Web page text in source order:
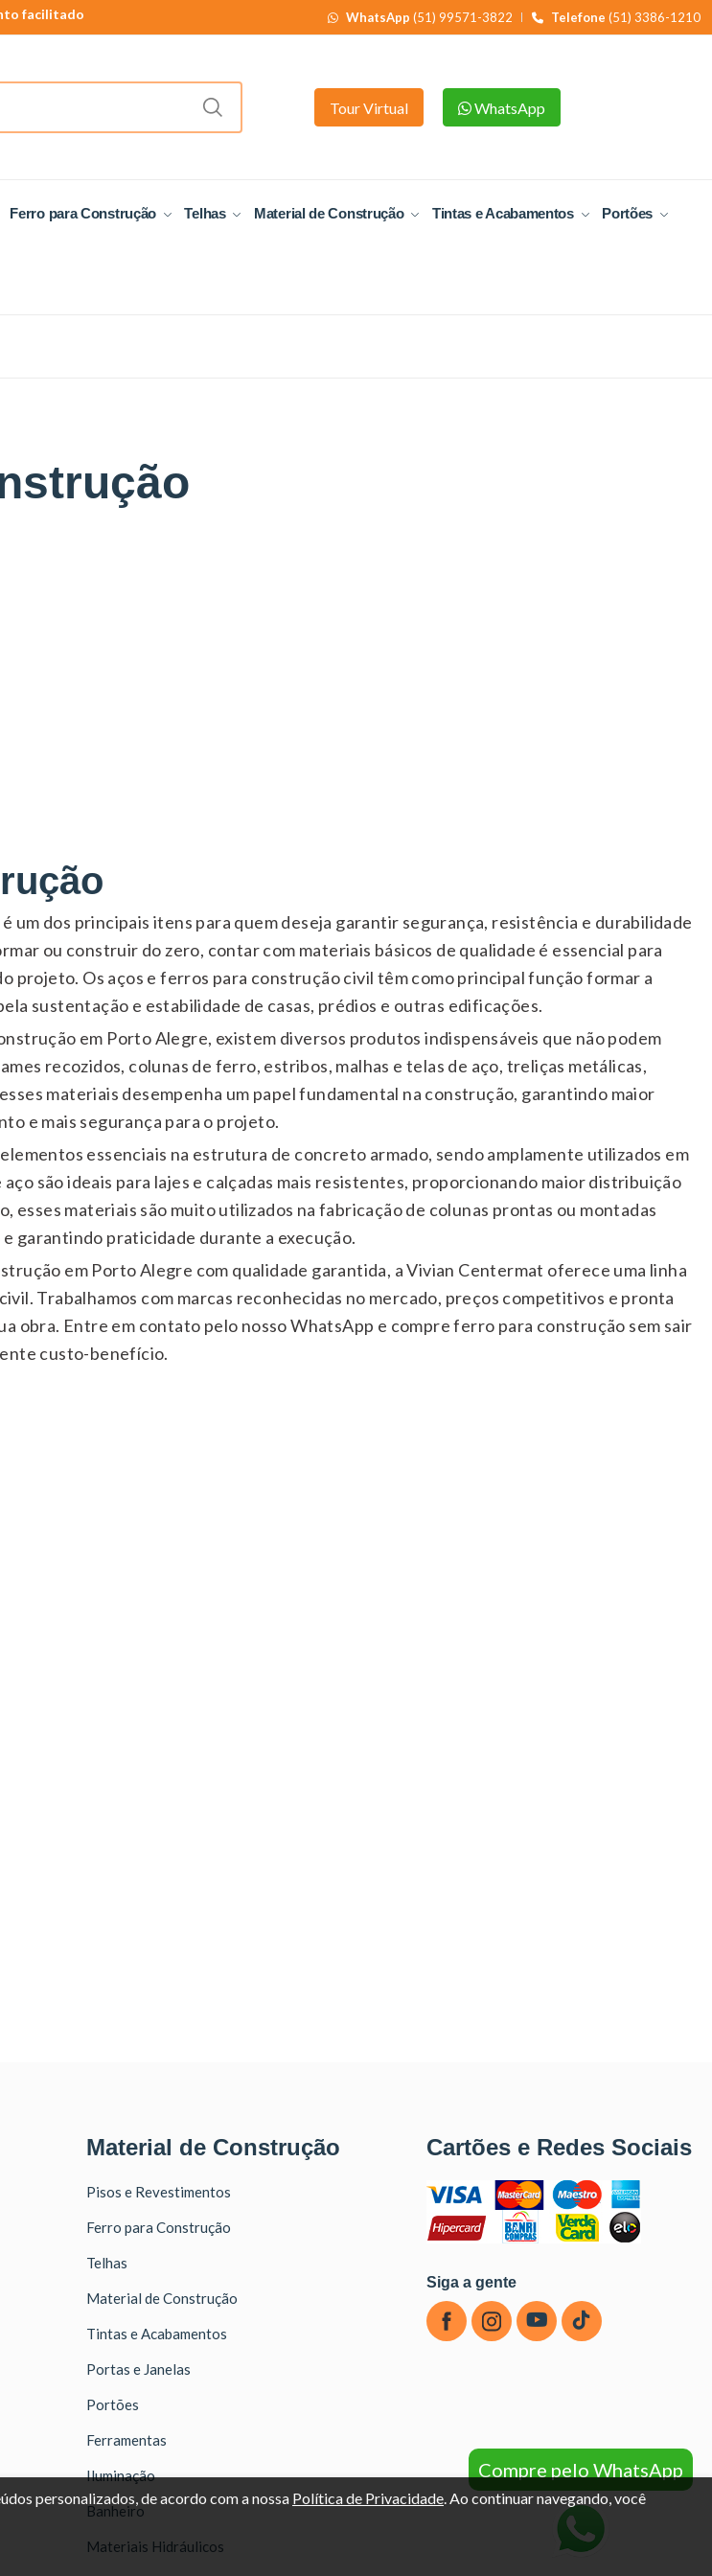
facilitado
WhatsApp (51) 99571-3822 Telefone (51) 3386-1210
Tour Virtual WhatsApp
Ferro para Construção Telhas Material de Construção Tintas e Acabamentos Portões
um dos principais itens para quem deseja garantir segurança, resistência e durabilidade
ou construir do zero, contar com materiais básicos de qualidade é essencial para
projeto. Os aços e ferros para construção civil têm como principal função formar a
sustentação e estabilidade de casas, prédios e outras edificações.
em Porto Alegre, existem diversos produtos indispensáveis que não podem
recozidos, colunas de ferro, estribos, malhas e telas de aço, treliças metálicas,
materiais desempenha um papel fundamental na construção, garantindo maior
e mais segurança para o projeto.
essenciais na estrutura de concreto armado, sendo amplamente utilizados em
são ideais para lajes e calçadas mais resistentes, proporcionando maior distribuição
esses materiais são muito utilizados na fabricação de colunas prontas ou montadas
garantindo praticidade durante a execução.
em Porto Alegre com qualidade garantida, a Vivian Centermat oferece uma linha
Trabalhamos com marcas reconhecidas no mercado, preços competitivos e pronta
obra. Entre em contato pelo nosso WhatsApp e compre ferro para construção sem sair
custo-benefício.
Material de Construção
Pisos e Revestimentos
Ferro para Construção
Telhas
Material de Construção
Tintas e Acabamentos
Portas e Janelas
Portões
Ferramentas
Iluminação
Banheiro
Materiais Hidráulicos
Cartões e Redes Sociais
Siga a gente
Compre pelo WhatsApp
personalizados, de acordo com a nossa Política de Privacidade. Ao continuar navegando, você